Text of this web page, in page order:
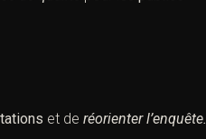
et de réorienter l’enquête.